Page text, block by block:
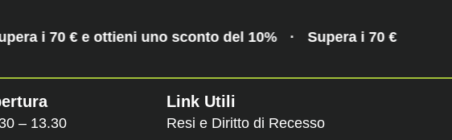
i 70 € e ottieni uno sconto del 10% Supera i 70 € e
– 13.30
Link Utili
Resi e Diritto di Recesso